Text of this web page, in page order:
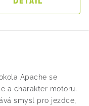
Apache se
a charakter motoru.
smysl pro jezdce,